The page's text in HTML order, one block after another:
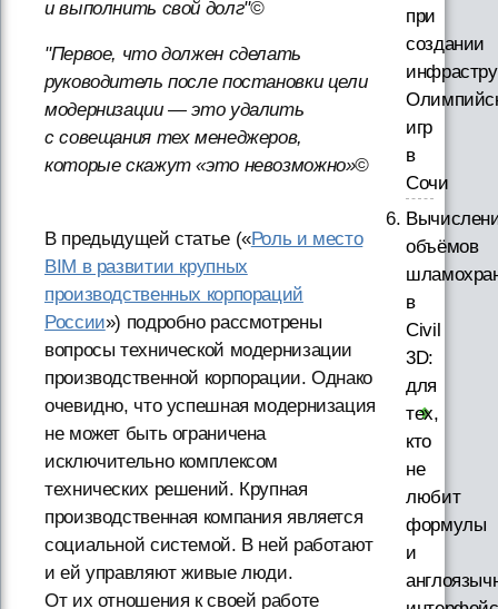
и выполнить свой долг"©
"Первое, что должен сделать
руководитель после постановки цели
модернизации — это удалить
с совещания тех менеджеров,
которые скажут «это невозможно»©
В предыдущей статье («Роль и место
BIM в развитии крупных
производственных корпораций
России») подробно рассмотрены
вопросы технической модернизации
производственной корпорации. Однако
очевидно, что успешная модернизация
не может быть ограничена
исключительно комплексом
технических решений. Крупная
производственная компания является
социальной системой. В ней работают
и ей управляют живые люди.
От их отношения к своей работе
при
создании
игр
в
Сочи
объёмов
в
Civil
3D:
для
тех,
кто
не
любит
формулы
и